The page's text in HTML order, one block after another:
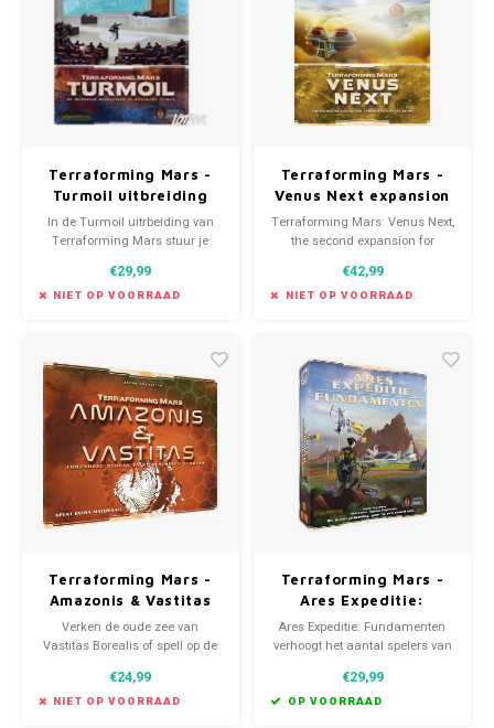
Terraforming Mars -
Turmoil uitbreiding
(NL)
In de Turmoil uitrbeiding van
Terraforming Mars stuur je
Terraformingcommissie te
beïnvloeden.
€29,99
NIET OP VOORRAAD
Terraforming Mars -
Venus Next expansion
(EN)
Terraforming Mars: Venus Next,
the second expansion for
game, has players building new
colonies on Venus.
€42,99
NIET OP VOORRAAD
Terraforming Mars -
Amazonis & Vastitas
map pack (NL)
Verken de oude zee van
Vastitas Borealis of spell op de
langere algemen parameters!
€24,99
NIET OP VOORRAAD
Terraforming Mars -
Ares Expeditie:
Fundamenten
uitbreiding (NL)
Ares Expeditie: Fundamenten
verhoogt het aantal spelers van
Ares Expeditie tot 6.
€29,99
OP VOORRAAD